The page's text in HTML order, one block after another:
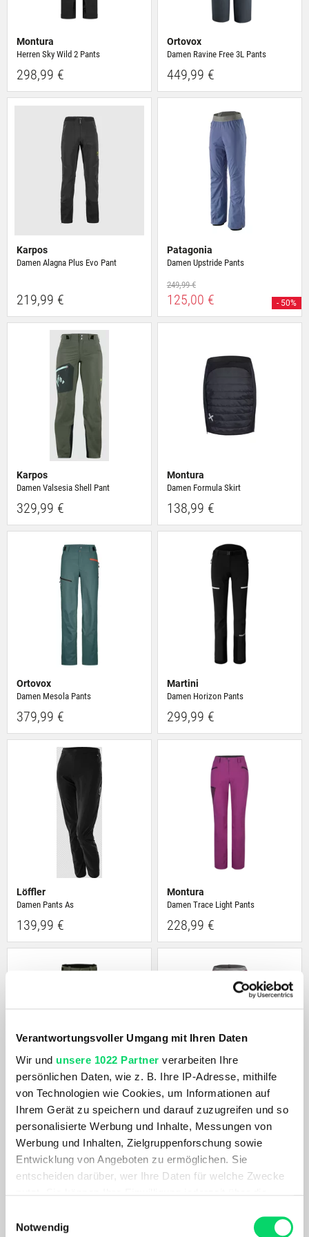
Verantwortungsvoller Umgang mit Ihren Daten
Wir und unsere 1022 Partner verarbeiten Ihre
persönlichen Daten, wie z. B. Ihre IP-Adresse, mithilfe
von Technologien wie Cookies, um Informationen auf
Ihrem Gerät zu speichern und darauf zuzugreifen und so
personalisierte Werbung und Inhalte, Messungen von
Werbung und Inhalten, Zielgruppenforschung sowie
Entwicklung von Angeboten zu ermöglichen. Sie
entscheiden darüber, wer Ihre Daten für welche Zwecke
Trigger Symbol ändern oder widerrufen
Notwendig
Montura
Herren Sky Wild 2 Pants
298,99 €
Ortovox
Damen Ravine Free 3L Pants
449,99 €
Karpos
Damen Alagna Plus Evo Pant
219,99 €
Patagonia
Damen Upstride Pants
249,99 €
125,00 € - 50%
Karpos
Damen Valsesia Shell Pant
329,99 €
Montura
Damen Formula Skirt
138,99 €
Ortovox
Damen Mesola Pants
379,99 €
Martini
Damen Horizon Pants
299,99 €
Löffler
Damen Pants As
139,99 €
Montura
Damen Trace Light Pants
228,99 €
Montura
Herren Arosa Corduroy Pants
298,99 €
Martini
Damen Vision
259,99 €